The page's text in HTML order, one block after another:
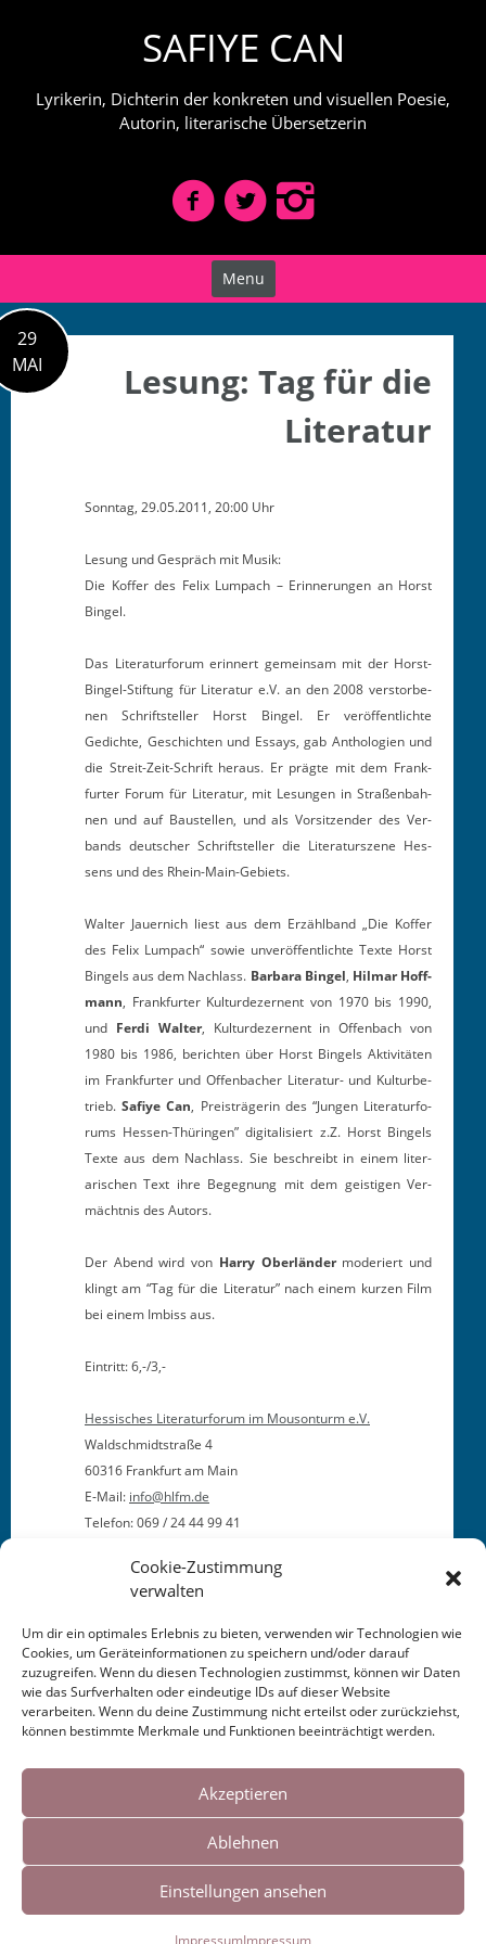
Cookies helfen uns bei der Bereitstellung
unserer Inhalte und Dienste. Durch die
weitere Nutzung der Webseite stimmen Sie
der Verwendung von Cookies zu.
Okay!
Cookie-Zustimmung
verwalten
Um dir ein optimales Erlebnis zu bieten, verwenden wir Technologien wie
Cookies, um Geräteinformationen zu speichern und/oder darauf
zuzugreifen. Wenn du diesen Technologien zustimmst, können wir Daten
wie das Surfverhalten oder eindeutige IDs auf dieser Website
verarbeiten. Wenn du deine Zustimmung nicht erteilst oder zurückziehst,
können bestimmte Merkmale und Funktionen beeinträchtigt werden.
Akzeptieren
Ablehnen
Einstellungen ansehen
ImpressumImpressum
SAFIYE CAN
Lyrikerin, Dichterin der konkreten und visuellen Poesie,
Autorin, literarische Übersetzerin
Menu
29
MAI
Lesung: Tag für die
Literatur
Son­ntag, 29.05.2011, 20:00 Uhr
Lesung und Gespräch mit Musik:
Die Kof­fer des Felix Lumpach – Erin­nerun­gen an Horst
Bingel.
Das Lit­er­atur­fo­rum erin­nert gemein­sam mit der Horst-
Bin­gel-Stiftung für Lit­er­atur e.V. an den 2008 ver­stor­be­
nen Schrift­steller Horst Bin­gel. Er veröf­fentlichte
Gedichte, Geschicht­en und Essays, gab Antholo­gien und
die Stre­it-Zeit-Schrift her­aus. Er prägte mit dem Frank­
furter Forum für Lit­er­atur, mit Lesun­gen in Straßen­bah­
nen und auf Baustellen, und als Vor­sitzen­der des Ver­
bands deutsch­er Schrift­steller die Lit­er­aturszene Hes­
sens und des Rhein-Main-Gebiets.
Wal­ter Jauer­nich liest aus dem Erzählband „Die Kof­fer
des Felix Lumpach“ sowie unveröf­fentlichte Texte Horst
Bin­gels aus dem Nach­lass. Bar­bara Bin­gel, Hilmar Hoff­
mann, Frank­furter Kul­tur­dez­er­nent von 1970 bis 1990,
und Fer­di Wal­ter, Kul­tur­dez­er­nent in Offen­bach von
1980 bis 1986, bericht­en über Horst Bin­gels Aktiv­itäten
im Frank­furter und Offen­bach­er Lit­er­atur- und Kul­turbe­
trieb.Safiye Can, Preisträgerin des “Jun­gen Lit­er­atur­fo­
rums Hes­sen-Thürin­gen” dig­i­tal­isiert z.Z. Horst Bin­gels
Texte aus dem Nach­lass. Sie beschreibt in einem lit­er­
arischen Text ihre Begeg­nung mit dem geisti­gen Ver­
mächt­nis des Autors.
Der Abend wird von Har­ry Ober­län­dermod­eriert und
klingt am “Tag für die Lit­er­atur” nach einem kurzen Film
bei einem Imbiss aus.
Ein­tritt: 6,-/3,-
Hes­sis­ches Lit­er­atur­fo­rum im Mouson­turm e.V.
Wald­schmidt­straße 4
60316 Frank­furt am Main
E‑Mail: info@hlfm.de
Tele­fon: 069 / 24 44 99 41
This entry was posted inKALENDER. Bookmark the
permalink.
Lesung: Nâzım Hikmet
Giorgos Seferis→
Impressum|Links